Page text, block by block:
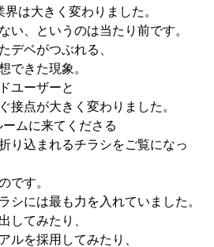
は大きく変わりました。
い、というのは当たり前です。
デベがつぶれる、
できた現象。
ユーザーと
接点が大きく変わりました。
ムに来てくださる
り込まれるチラシをご覧になっ
です。
シには最も力を入れていました。
してみたり、
ルを採用してみたり、